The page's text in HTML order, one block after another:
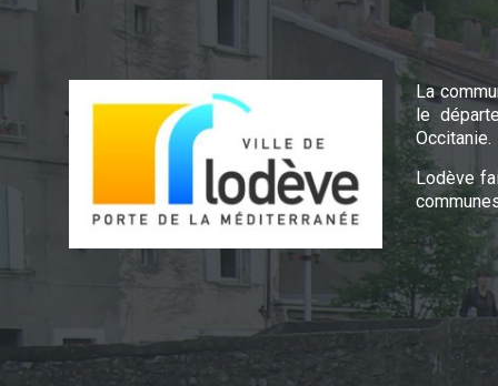
La
le
Occitanie.
Lodève